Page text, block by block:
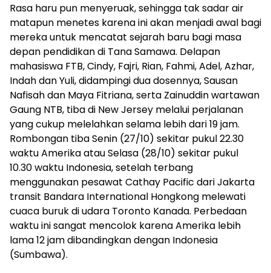
Rasa haru pun menyeruak, sehingga tak sadar air
matapun menetes karena ini akan menjadi awal bagi
mereka untuk mencatat sejarah baru bagi masa
depan pendidikan di Tana Samawa. Delapan
mahasiswa FTB, Cindy, Fajri, Rian, Fahmi, Adel, Azhar,
Indah dan Yuli, didampingi dua dosennya, Sausan
Nafisah dan Maya Fitriana, serta Zainuddin wartawan
Gaung NTB, tiba di New Jersey melalui perjalanan
yang cukup melelahkan selama lebih dari 19 jam.
Rombongan tiba Senin (27/10) sekitar pukul 22.30
waktu Amerika atau Selasa (28/10) sekitar pukul
10.30 waktu Indonesia, setelah terbang
menggunakan pesawat Cathay Pacific dari Jakarta
transit Bandara International Hongkong melewati
cuaca buruk di udara Toronto Kanada. Perbedaan
waktu ini sangat mencolok karena Amerika lebih
lama 12 jam dibandingkan dengan Indonesia
(Sumbawa).